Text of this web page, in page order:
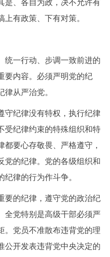
是、各自为政，决不允许有
有政策、下有对策。
一行动、步调一致前进的
要内容。必须严明党的纪
从严治党。
纪律没有特权，执行纪律
受纪律约束的特殊组织和特
要心存敬畏、严格遵守，
党的纪律。党的各级组织和
律的行为作斗争。
的纪律，遵守党的政治纪
全党特别是高级干部必须严
。党员不准散布违背党的理
公开发表违背党中央决定的